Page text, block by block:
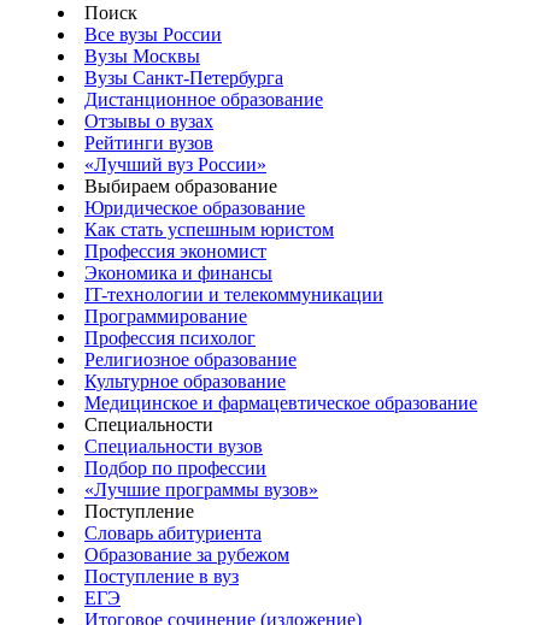
Поиск
Все вузы России
Вузы Москвы
Вузы Санкт-Петербурга
Дистанционное образование
Отзывы о вузах
Рейтинги вузов
«Лучший вуз России»
Выбираем образование
Юридическое образование
Как стать успешным юристом
Профессия экономист
Экономика и финансы
IT-технологии и телекоммуникации
Программирование
Профессия психолог
Религиозное образование
Культурное образование
Медицинское и фармацевтическое образование
Специальности
Специальности вузов
Подбор по профессии
«Лучшие программы вузов»
Поступление
Словарь абитуриента
Образование за рубежом
Поступление в вуз
ЕГЭ
Итоговое сочинение (изложение)